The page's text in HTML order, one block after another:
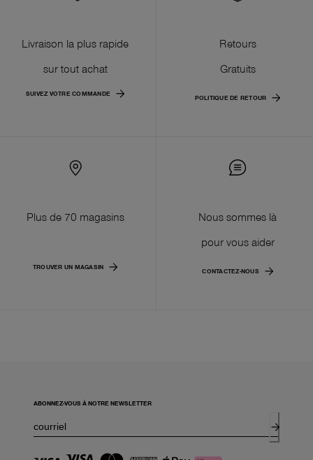
Livraison la plus rapide
sur tout achat
SUIVEZ VOTRE COMMANDE
Retours
Gratuits
POLITIQUE DE RETOUR
Plus de 70 magasins
TROUVER UN MAGASIN
Nous sommes là
pour vous aider
CONTACTEZ-NOUS
ABONNEZ-VOUS À NOTRE NEWSLETTER